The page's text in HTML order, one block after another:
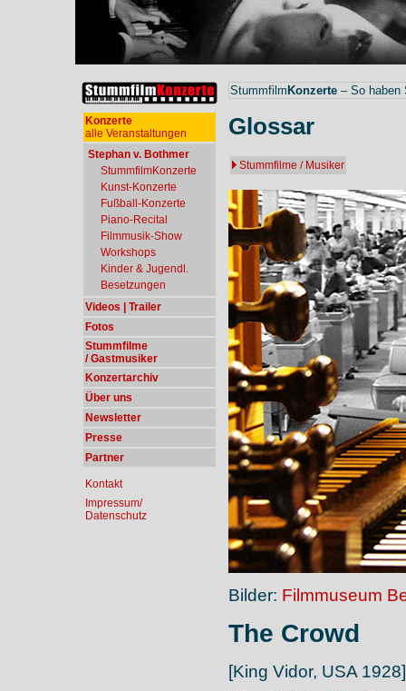
Konzerte
alle Veranstaltungen
Stephan v. Bothmer
StummfilmKonzerte
Kunst-Konzerte
Fußball-Konzerte
Piano-Recital
Filmmusik-Show
Workshops
Kinder & Jugendl.
Besetzungen
Videos | Trailer
Fotos
Stummfilme
/ Gastmusiker
Konzertarchiv
Über uns
Newsletter
Presse
Partner
Kontakt
Impressum/
Datenschutz
Stummfilm Konzerte – So haben
Glossar
Stummfilme / Musiker
Bilder: Filmmuseum
The Crowd
[King Vidor, USA 1928]